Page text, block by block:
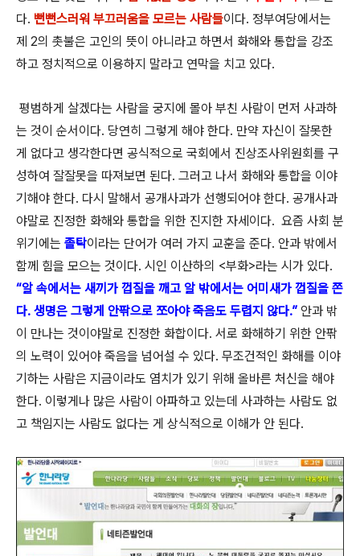
다. 뻔뻔스러워 부끄러움을 모르는 사람들이다. 정부여당에서는
제 2의 촛불은 고인의 뜻이 아니라고 하면서 화해와 통합을 강조
하고 정치적으로 이용하지 말라고 연막을 치고 있다.
평범하게 살겠다는 사람을 궁지에 몰아 부친 사람이 먼저 사과하
는 것이 순서이다. 당연히 그렇게 해야 한다. 만약 자신이 잘못한
게 없다고 생각한다면 공식적으로 국회에서 진상조사위원회를 구
성하여 잘잘못을 따져보면 된다. 그러고 나서 화해와 통합을 이야
기해야 한다. 다시 말해서 공개사과가 선행되어야 한다. 공개사과
야말로 진정한 화해와 통합을 위한 진지한 자세이다. 요즘 사회 분
위기에는 졸탁이라는 단어가 여러 가지 교훈을 준다. 안과 밖에서
함께 힘을 모으는 것이다. 시인 이산하의 <부화>라는 시가 있다.
“알 속에서는 새끼가 껍질을 깨고 알 밖에서는 어미새가 껍질을 쫀
다. 생명은 그렇게 안팎으로 쪼아야 죽음도 두렵지 않다.” 안과 밖
이 만나는 것이야말로 진정한 화합이다. 서로 화해하기 위한 안팎
의 노력이 있어야 죽음을 넘어설 수 있다. 무조건적인 화해를 이야
기하는 사람은 지금이라도 염치가 있기 위해 올바른 처신을 해야
한다. 이렇게나 많은 사람이 아파하고 있는데 사과하는 사람도 없
고 책임지는 사람도 없다는 게 상식적으로 이해가 안 된다.